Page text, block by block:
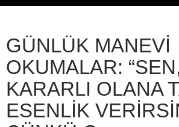
GÜNLÜK MANEVI
OKUMALAR:
KARARLI OLANA
ESENLIK